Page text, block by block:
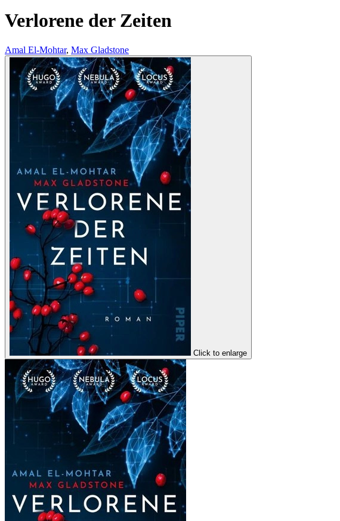
Verlorene der Zeiten
Amal El-Mohtar, Max Gladstone
Click to enlarge